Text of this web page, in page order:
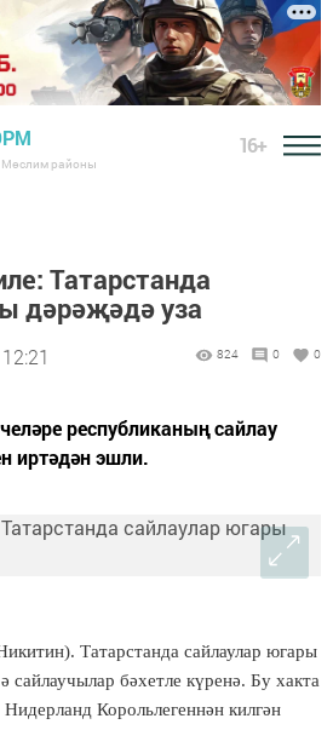
Мөслим районы
16+
Татарстанда
дәрәҗәдә уза
824 0 0
республиканың сайлау
иртәдән эшли.
Татарстанда сайлаулар югары
бәхетле күренә. Бу хакта
Корольлегеннән килгән